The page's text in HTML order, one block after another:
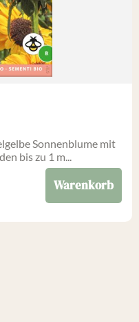
Sonnenblume mit
bis zu 1 m...
Warenkorb